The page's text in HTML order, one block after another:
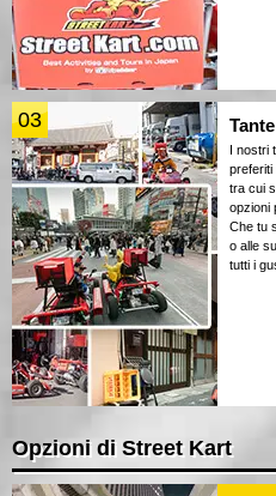
03
I
preferiti
tra cui
opzioni
Che tu
o alle
tutti i
Opzioni di Street Kart